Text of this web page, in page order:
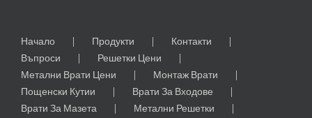
Начало Продукти
Контакти
Въпроси
Решетки Цени
Метални Врати Цени
Монтаж Врати
Пощенски Кутии
Врати За Входове
Врати За Мазета
Метални Решетки